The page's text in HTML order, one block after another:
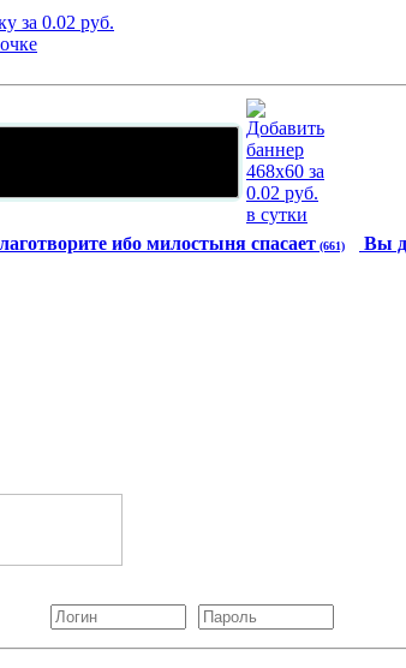
ибо милостыня спасает (661) Вы